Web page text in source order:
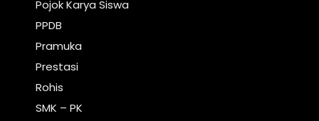
Pojok Karya Siswa
PPDB
Pramuka
Prestasi
Rohis
SMK – PK